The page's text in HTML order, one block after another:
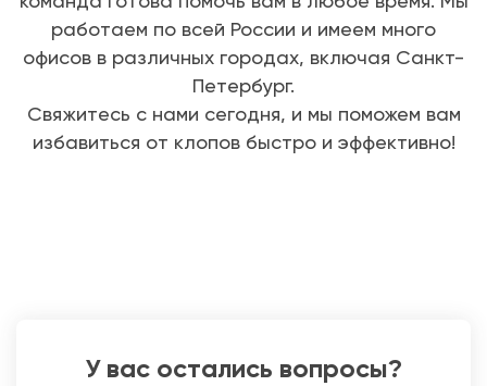
работаем по всей России и имеем много
офисов в различных городах, включая Санкт-
Петербург.
Свяжитесь с нами сегодня, и мы поможем вам
избавиться от клопов быстро и эффективно!
У вас остались вопросы?